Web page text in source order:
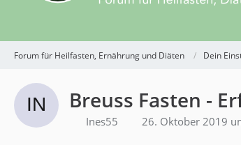
Forum für Heilfasten, Ernährung und Diäten Dein
Breuss Fasten -
Ines55 26. Oktober 2019